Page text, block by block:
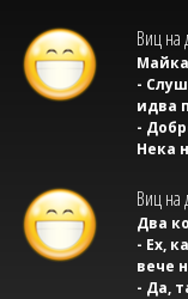
Виц на
-
идва
-
Нека
Виц на
Два
- Ех,
вече
- Да,